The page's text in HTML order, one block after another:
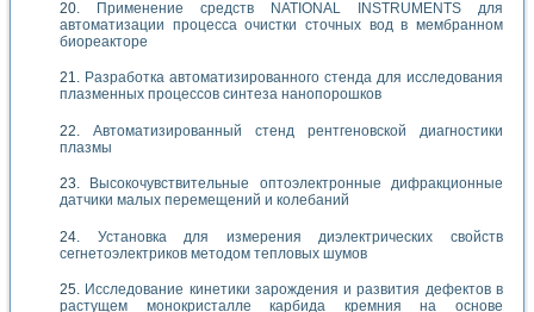
Применение средств NATIONAL INSTRUMENTS для
автоматизации процесса очистки сточных вод в мембранном
биореакторе
Разработка автоматизированного стенда для исследования
плазменных процессов синтеза нанопорошков
Автоматизированный стенд рентгеновской диагностики
плазмы
Высокочувствительные оптоэлектронные дифракционные
датчики малых перемещений и колебаний
Установка для измерения диэлектрических свойств
сегнетоэлектриков методом тепловых шумов
Исследование кинетики зарождения и развития дефектов в
растущем монокристалле карбида кремния на основе